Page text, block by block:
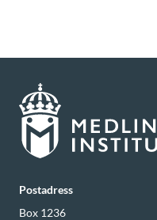
Postadress
Box 1236